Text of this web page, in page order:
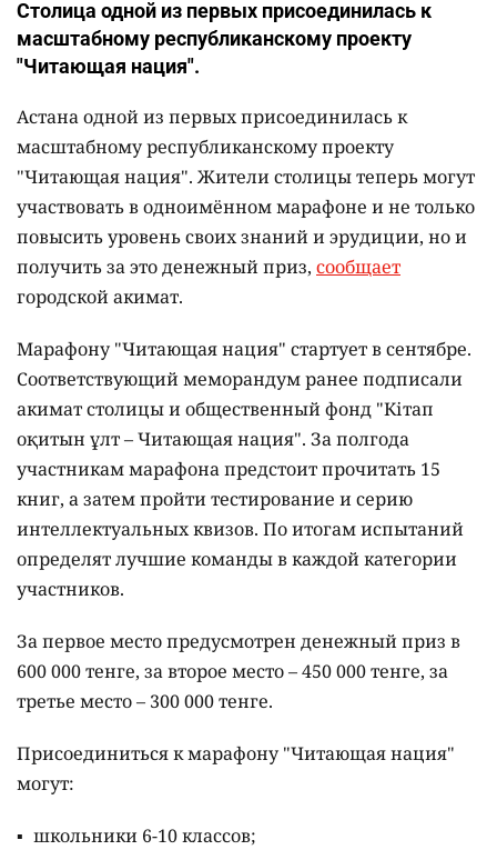
Столица одной из первых присоединилась к
масштабному республиканскому проекту
"Читающая нация".
Астана одной из первых присоединилась к
масштабному республиканскому проекту
"Читающая нация". Жители столицы теперь могут
участвовать в одноимённом марафоне и не только
повысить уровень своих знаний и эрудиции, но и
получить за это денежный приз, сообщает
городской акимат.
Марафону "Читающая нация" стартует в сентябре.
Соответствующий меморандум ранее подписали
акимат столицы и общественный фонд "Кітап
оқитын ұлт – Читающая нация". За полгода
участникам марафона предстоит прочитать 15
книг, а затем пройти тестирование и серию
интеллектуальных квизов. По итогам испытаний
определят лучшие команды в каждой категории
участников.
За первое место предусмотрен денежный приз в
600 000 тенге, за второе место – 450 000 тенге, за
третье место – 300 000 тенге.
Присоединиться к марафону "Читающая нация"
могут:
школьники 6-10 классов;